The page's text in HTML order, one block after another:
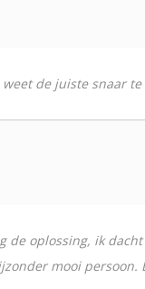
de juiste snaar
de oplossing, ik
mooi persoon.